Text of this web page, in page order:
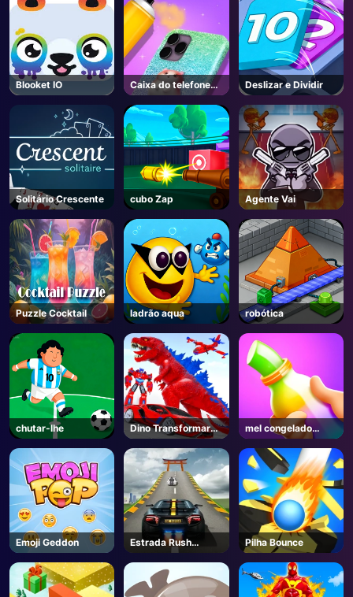
Blooket IO
Caixa do telefone
DIY 4
Deslizar e Dividir
Solitário Crescente cubo Zap Agente Vai
Puzzle Cocktail ladrão aqua robótica
chutar-lhe
Dino Transformar
Corrida
mel congelado
ASMR
Emoji Geddon
Estrada Rush
Overtake
Pilha Bounce